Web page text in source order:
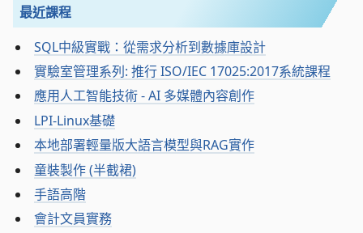
最近課程
SQL中級實戰：從需求分析到數據庫設計
實驗室管理系列: 推行 ISO/IEC 17025:2017系統課程
應用人工智能技術 - AI 多媒體內容創作
LPI-Linux基礎
本地部署輕量版大語言模型與RAG實作
童裝製作 (半截裙)
手語高階
會計文員實務